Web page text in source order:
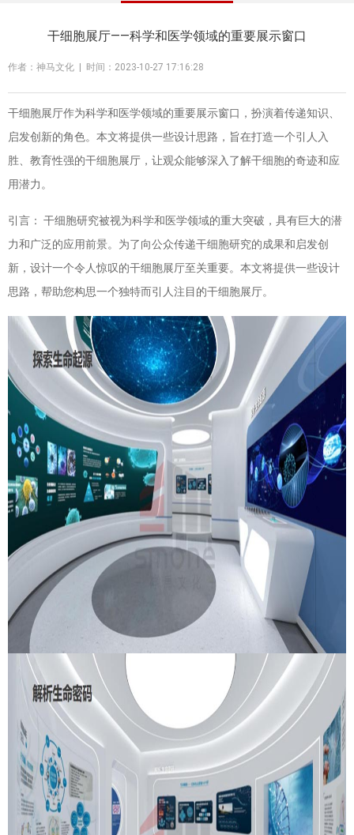
干细胞展厅——科学和医学领域的重要展示窗口
作者：神马文化 | 时间：2023-10-27 17:16:28
干细胞展厅作为科学和医学领域的重要展示窗口，扮演着传递知识、
启发创新的角色。本文将提供一些设计思路，旨在打造一个引人入
胜、教育性强的干细胞展厅，让观众能够深入了解干细胞的奇迹和应
用潜力。
引言： 干细胞研究被视为科学和医学领域的重大突破，具有巨大的潜
力和广泛的应用前景。为了向公众传递干细胞研究的成果和启发创
新，设计一个令人惊叹的干细胞展厅至关重要。本文将提供一些设计
思路，帮助您构思一个独特而引人注目的干细胞展厅。